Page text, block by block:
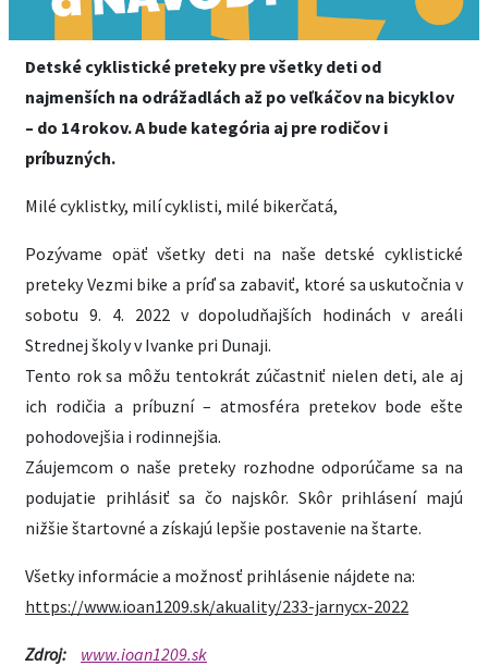
Detské cyklistické preteky pre všetky deti od
najmenších na odrážadlách až po veľkáčov na bicyklov
– do 14 rokov. A bude kategória aj pre rodičov i
príbuzných.
Milé cyklistky, milí cyklisti, milé bikerčatá,
Pozývame opäť všetky deti na naše detské cyklistické
preteky Vezmi bike a príď sa zabaviť, ktoré sa uskutočnia v
sobotu 9. 4. 2022 v dopoludňajších hodinách v areáli
Strednej školy v Ivanke pri Dunaji.
Tento rok sa môžu tentokrát zúčastniť nielen deti, ale aj
ich rodičia a príbuzní – atmosféra pretekov bode ešte
pohodovejšia i rodinnejšia.
Záujemcom o naše preteky rozhodne odporúčame sa na
podujatie prihlásiť sa čo najskôr. Skôr prihlásení majú
nižšie štartovné a získajú lepšie postavenie na štarte.
Všetky informácie a možnosť prihlásenie nájdete na:
https://www.ioan1209.sk/akuality/233-jarnycx-2022
Zdroj: www.ioan1209.sk